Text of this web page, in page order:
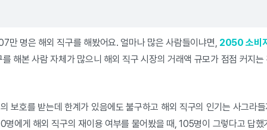
만 명은 해외 직구를 해봤어요. 얼마나 많은 사람들이냐면, 2050 소비
해본 사람 자체가 많으니 해외 직구 시장의 거래액 규모가 점점 커지는
보호를 받는데 한계가 있음에도 불구하고 해외 직구의 인기는 사그라
명에게 해외 직구의 재이용 여부를 물어봤을 때, 105명이 그렇다고 답